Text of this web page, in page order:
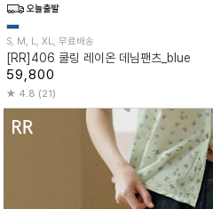
S, M, L, XL, 무료배송
[RR]406 쿨링 레이온 데님팬츠_blue
59,800
4.8 (21)